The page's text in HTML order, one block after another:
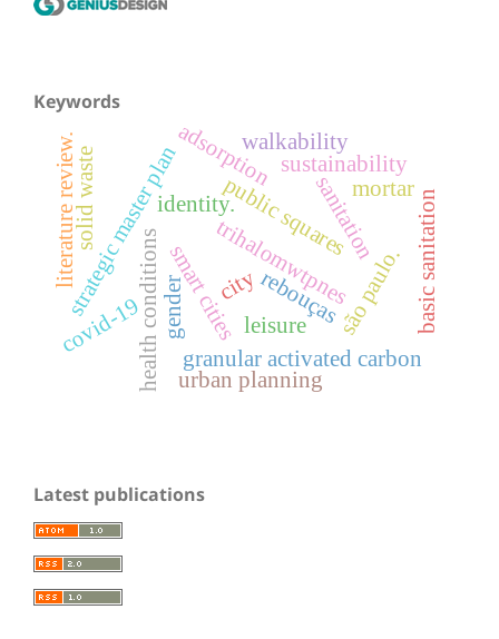
Keywords
public squares
city
identity.
rebouças
strategic master plan são paulo.
smart cities
literature review.
health conditions
covid-19
trihalomwtpnes
adsorption
granular activated carbon
sanitation
solid waste sustainability
leisure
walkability
gender
mortar
basic sanitation
urban planning
Latest publications